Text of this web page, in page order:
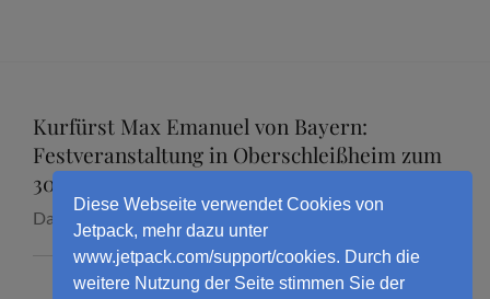
Kurfürst Max Emanuel von Bayern:
Festveranstaltung in Oberschleißheim zum
300. Todestag mit Dr. Marcus Junkelmann
Datum:
Diese Webseite verwendet Cookies von
Jetpack, mehr dazu unter
www.jetpack.com/support/cookies. Durch die
weitere Nutzung der Seite stimmen Sie der